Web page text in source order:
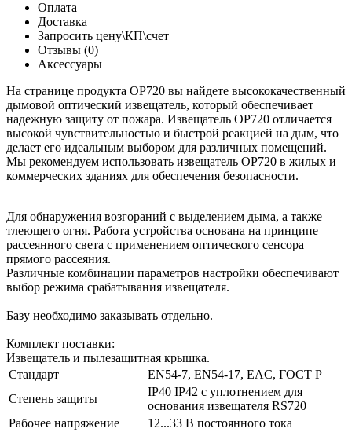
Оплата
Доставка
Запросить цену\КП\счет
Отзывы (0)
Аксессуары
На странице продукта OP720 вы найдете высококачественный
дымовой оптический извещатель, который обеспечивает
надежную защиту от пожара. Извещатель OP720 отличается
высокой чувствительностью и быстрой реакцией на дым, что
делает его идеальным выбором для различных помещений.
Мы рекомендуем использовать извещатель OP720 в жилых и
коммерческих зданиях для обеспечения безопасности.
Для обнаружения возгораний с выделением дыма, а также
тлеющего огня. Работа устройства основана на принципе
рассеянного света с применением оптического сенсора
прямого рассеяния.
Различные комбинации параметров настройки обеспечивают
выбор режима срабатывания извещателя.
Базу необходимо заказывать отдельно.
Комплект поставки:
Извещатель и пылезащитная крышка.
Стандарт
EN54-7, EN54-17, EAC, ГОСТ Р
Степень защиты
IP40 IP42 с уплотнением для
основания извещателя RS720
Рабочее напряжение
12...33 В постоянного тока